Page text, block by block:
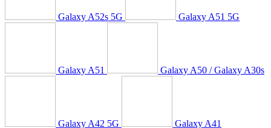
Galaxy A52s 5G Galaxy A51 5G
Galaxy A51 Galaxy A50 / Galaxy A30s
Galaxy A42 5G Galaxy A41